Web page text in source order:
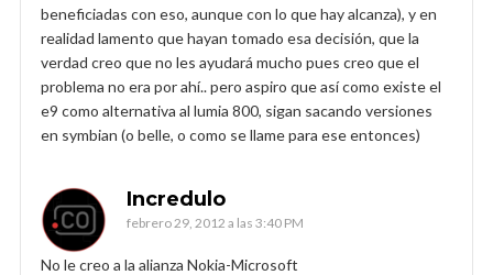
beneficiadas con eso, aunque con lo que hay alcanza), y en
realidad lamento que hayan tomado esa decisión, que la
verdad creo que no les ayudará mucho pues creo que el
problema no era por ahí.. pero aspiro que así como existe el
e9 como alternativa al lumia 800, sigan sacando versiones
en symbian (o belle, o como se llame para ese entonces)
Incredulo
febrero 29, 2012 a las 3:40 PM
No le creo a la alianza Nokia-Microsoft